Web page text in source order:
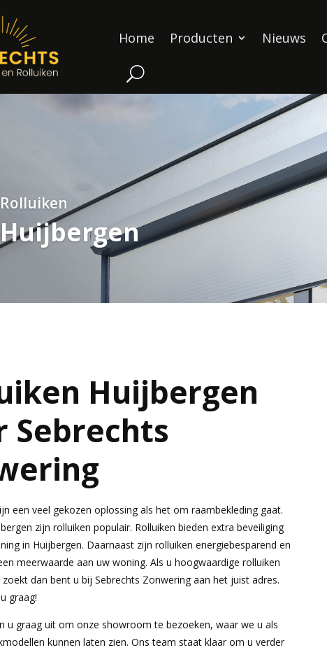
Home Producten Nieuws
Rolluiken
Huijbergen
Huijbergen
Sebrechts
een veel gekozen oplossing als het om raambekleding gaat.
zijn rolluiken populair. Rolluiken bieden extra beveiliging
in Huijbergen. Daarnaast zijn rolluiken energiebesparend en
meerwaarde aan uw woning. Als u hoogwaardige rolluiken
zoekt dan bent u bij Sebrechts Zonwering aan het juist adres.
graag!
u graag uit om onze showroom te bezoeken, waar we u als
kunnen laten zien. Ons team staat klaar om u verder